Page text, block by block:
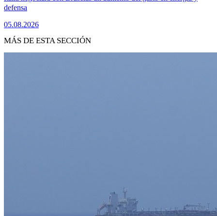
defensa
05.08.2026
MÁS DE ESTA SECCIÓN